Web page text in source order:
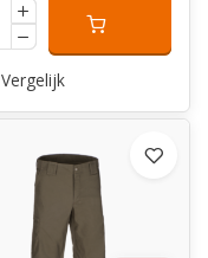
Vergelijk